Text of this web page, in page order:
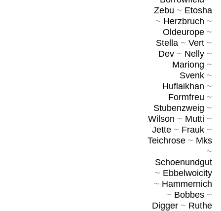
Zebu ~ Etosha
~ Herzbruch ~
Oldeurope~
Stella~ Vert~
Dev~ Nelly~
Mariong ~
Svenk~
Huflaikhan ~
Formfreu ~
Stubenzweig ~
Wilson ~ Mutti ~
Jette~ Frauk~
Teichrose~ Mks
~
Schoenundgut
~ Ebbelwoicity
~ Hammernich
~ Bobbes~
Digger~ Ruthe